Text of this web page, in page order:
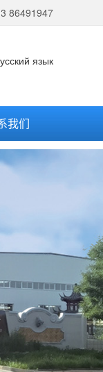
86491947
язык
我们